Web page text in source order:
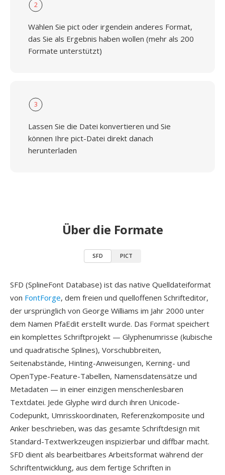
2
Wählen Sie pict oder irgendein anderes Format,
das Sie als Ergebnis haben wollen (mehr als 200
Formate unterstützt)
3
Lassen Sie die Datei konvertieren und Sie
können Ihre pict-Datei direkt danach
herunterladen
Über die Formate
SFD PICT
SFD (SplineFont Database) ist das native Quelldateiformat
von FontForge, dem freien und quelloffenen Schrifteditor,
der ursprünglich von George Williams im Jahr 2000 unter
dem Namen PfaEdit erstellt wurde. Das Format speichert
ein komplettes Schriftprojekt — Glyphenumrisse (kubische
und quadratische Splines), Vorschubbreiten,
Seitenabstände, Hinting-Anweisungen, Kerning- und
OpenType-Feature-Tabellen, Namensdatensätze und
Metadaten — in einer einzigen menschenlesbaren
Textdatei. Jede Glyphe wird durch ihren Unicode-
Codepunkt, Umrisskoordinaten, Referenzkomposite und
Anker beschrieben, was das gesamte Schriftdesign mit
Standard-Textwerkzeugen inspizierbar und diffbar macht.
SFD dient als bearbeitbares Arbeitsformat während der
Schriftentwicklung, aus dem fertige Schriften in